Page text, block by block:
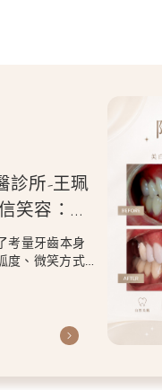
診所-王珮
笑容：美
笑曲線
考量牙齒本身
度、微笑方式